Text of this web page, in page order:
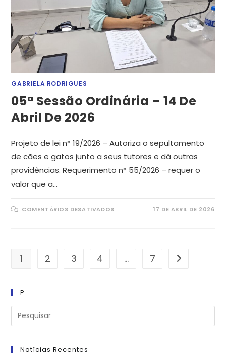
GABRIELA RODRIGUES
05ª Sessão Ordinária – 14 De
Abril De 2026
Projeto de lei n° 19/2026 – Autoriza o sepultamento
de cães e gatos junto a seus tutores e dá outras
providências. Requerimento n° 55/2026 – requer o
valor que a…
COMENTÁRIOS DESATIVADOSEM 17 DE ABRIL DE 2026
1 2 3 4 … 7 Ir para a
P
Notícias Recentes